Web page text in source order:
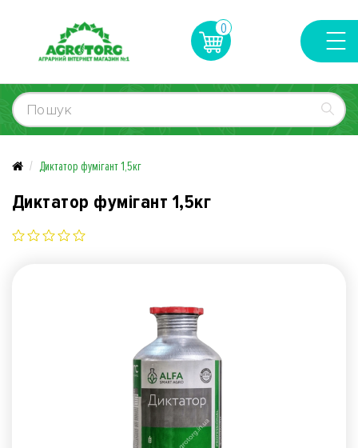
0
Диктатор фумігант 1,5кг
Диктатор фумігант 1,5кг